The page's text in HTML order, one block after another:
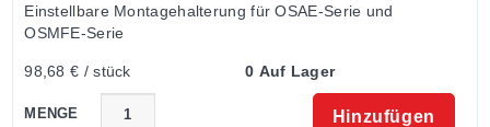
Einstellbare Montagehalterung für OSAE-Serie und
OSMFE-Serie
98,68 € / stück 0 Auf Lager
MENGE Hinzufügen